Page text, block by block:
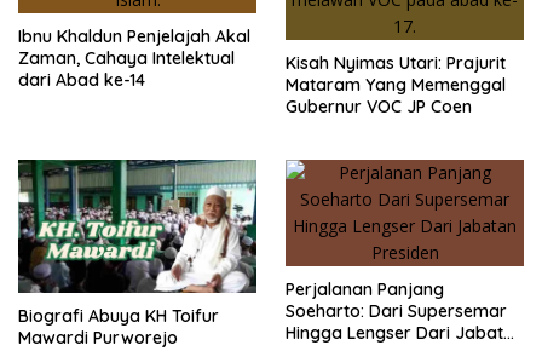
Ibnu Khaldun Penjelajah Akal
Zaman, Cahaya Intelektual
dari Abad ke-14
Kisah Nyimas Utari: Prajurit
Mataram Yang Memenggal
Gubernur VOC JP Coen
Biografi Abuya KH Toifur
Mawardi Purworejo
Perjalanan Panjang
Soeharto: Dari Supersemar
Hingga Lengser Dari Jabatan